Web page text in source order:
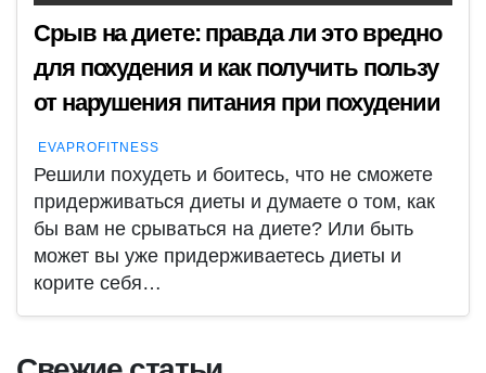
Срыв на диете: правда ли это вредно
для похудения и как получить пользу
от нарушения питания при похудении
EVAPROFITNESS
Решили похудеть и боитесь, что не сможете
придерживаться диеты и думаете о том, как
бы вам не срываться на диете? Или быть
может вы уже придерживаетесь диеты и
корите себя…